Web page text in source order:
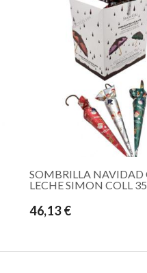
SOMBRILLA NAVIDAD
LECHE SIMON COLL
46,13 €